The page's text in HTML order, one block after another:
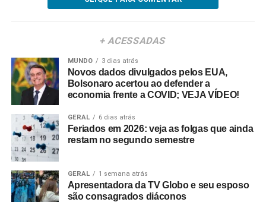
+ ACESSADAS
MUNDO 3 dias atrás
Novos dados divulgados pelos EUA,
Bolsonaro acertou ao defender a
economia frente a COVID; VEJA VÍDEO!
GERAL 6 dias atrás
Feriados em 2026: veja as folgas que ainda
restam no segundo semestre
GERAL 1 semana atrás
Apresentadora da TV Globo e seu esposo
são consagrados diáconos